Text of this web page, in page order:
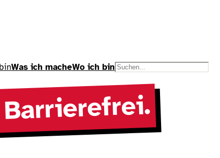
Was ich macheWo ich binS
h
e
n